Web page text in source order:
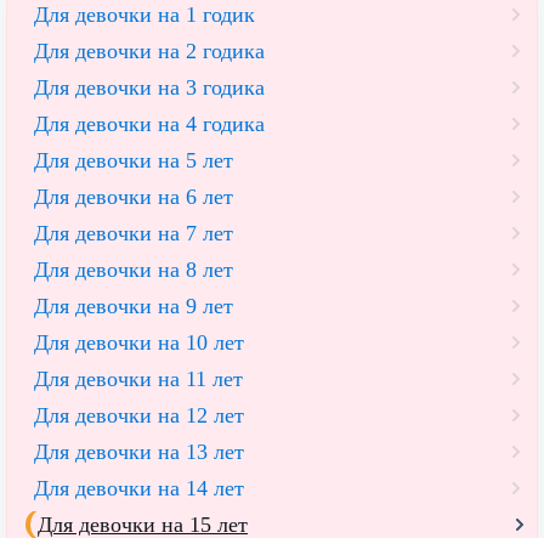
Для девочки на 1 годик
Для девочки на 2 годика
Для девочки на 3 годика
Для девочки на 4 годика
Для девочки на 5 лет
Для девочки на 6 лет
Для девочки на 7 лет
Для девочки на 8 лет
Для девочки на 9 лет
Для девочки на 10 лет
Для девочки на 11 лет
Для девочки на 12 лет
Для девочки на 13 лет
Для девочки на 14 лет
Для девочки на 15 лет